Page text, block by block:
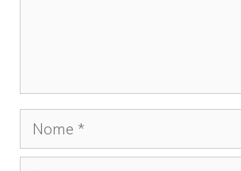
Nome